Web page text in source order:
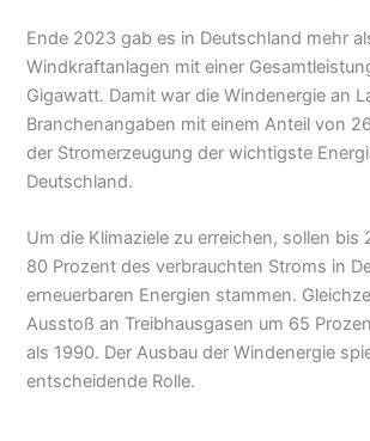
Ende 2023 gab es in Deutschland mehr
Windkraftanlagen mit einer
Gigawatt. Damit war die Windenergie an
Branchenangaben mit einem Anteil von
der Stromerzeugung der wichtigste
Deutschland.
Um die Klimaziele zu erreichen, sollen bis
80 Prozent des verbrauchten Stroms in
erneuerbaren Energien stammen.
Ausstoß an Treibhausgasen um 65
als 1990. Der Ausbau der Windenergie
entscheidende Rolle.